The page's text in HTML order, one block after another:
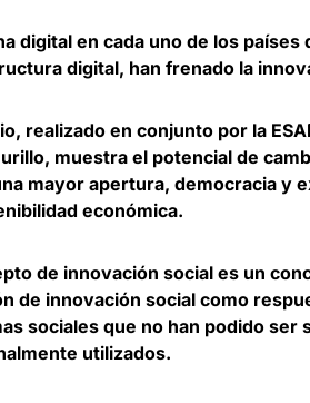
digital en cada uno de los países
digital, han frenado la
realizado en conjunto por la
, muestra el potencial de
mayor apertura, democracia y
económica.
de innovación social es un
de innovación social como
sociales que no han podido ser
utilizados.